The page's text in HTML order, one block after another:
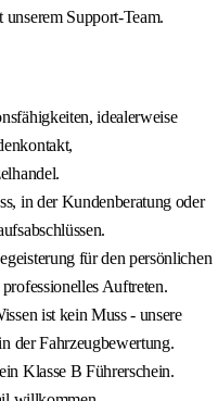
Support-Team.
idealerweise
in der Kundenberatung oder
für den persönlichen
Auftreten.
ist kein Muss - unsere
der Fahrzeugbewertung.
Klasse B Führerschein.